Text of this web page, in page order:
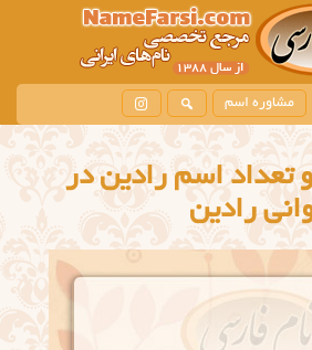
مشاوره اسم
تعداد اسم رادین در
رادين